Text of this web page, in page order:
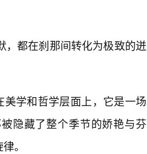
，都在刹那间转化为极致的迸
美学和哲学层面上，它是一场
隐藏了整个季节的娇艳与芬
。